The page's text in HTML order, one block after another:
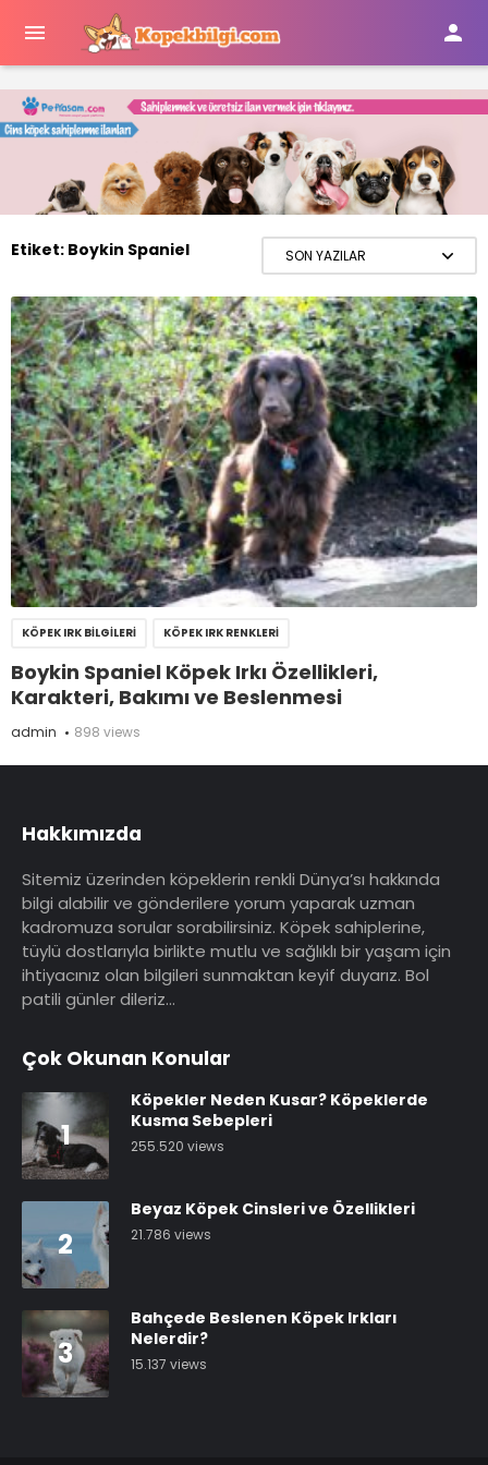
 
Etiket: Boykin Spaniel
KÖPEK IRK BILGILERI KÖPEK IRK RENKLERI
Boykin Spaniel Köpek Irkı Özellikleri,
Karakteri, Bakımı ve Beslenmesi
admin 898 views
Hakkımızda
Sitemiz üzerinden köpeklerin renkli Dünya’sı hakkında
bilgi alabilir ve gönderilere yorum yaparak uzman
kadromuza sorular sorabilirsiniz. Köpek sahiplerine,
tüylü dostlarıyla birlikte mutlu ve sağlıklı bir yaşam için
ihtiyacınız olan bilgileri sunmaktan keyif duyarız. Bol
patili günler dileriz…
Çok Okunan Konular
1
Köpekler Neden Kusar? Köpeklerde
Kusma Sebepleri
255.520 views
2
Beyaz Köpek Cinsleri ve Özellikleri
21.786 views
3
Bahçede Beslenen Köpek Irkları
Nelerdir?
15.137 views